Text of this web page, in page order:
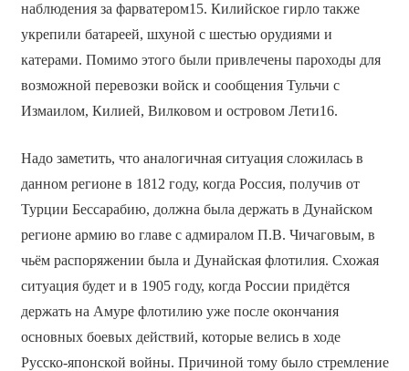
наблюдения за фарватером15. Килийское гирло также
укрепили батареей, шхуной с шестью орудиями и
катерами. Помимо этого были привлечены пароходы для
возможной перевозки войск и сообщения Тульчи с
Измаилом, Килией, Вилковом и островом Лети16.
Надо заметить, что аналогичная ситуация сложилась в
данном регионе в 1812 году, когда Россия, получив от
Турции Бессарабию, должна была держать в Дунайском
регионе армию во главе с адмиралом П.В. Чичаговым, в
чьём распоряжении была и Дунайская флотилия. Схожая
ситуация будет и в 1905 году, когда России придётся
держать на Амуре флотилию уже после окончания
основных боевых действий, которые велись в ходе
Русско-японской войны. Причиной тому было стремление